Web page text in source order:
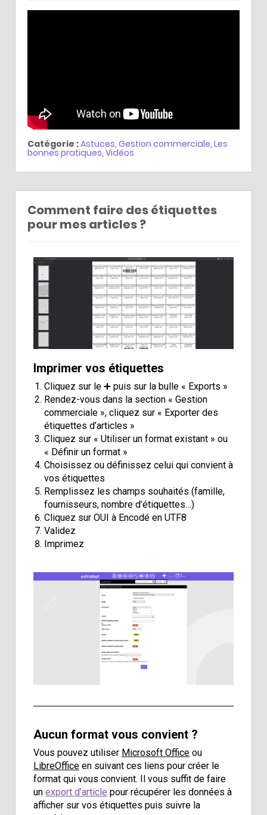
Catégorie :Astuces, Gestion commerciale, Les
bonnes pratiques, Vidéos
Comment faire des étiquettes
pour mes articles ?
Imprimer vos étiquettes
Cliquez sur le ➕ puis sur la bulle « Exports »
Rendez-vous dans la section « Gestion
commerciale », cliquez sur « Exporter des
étiquettes d’articles »
Cliquez sur « Utiliser un format existant » ou
« Définir un format »
Choisissez ou définissez celui qui convient à
vos étiquettes
Remplissez les champs souhaités (famille,
fournisseurs, nombre d’étiquettes…)
Cliquez sur OUI à Encodé en UTF8
Validez
Imprimez
Aucun format vous convient ?
Vous pouvez utiliser Microsoft Office ou
LibreOffice en suivant ces liens pour créer le
format qui vous convient. Il vous suffit de faire
un export d’article pour récupérer les données à
afficher sur vos étiquettes puis suivre la